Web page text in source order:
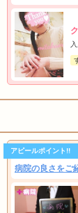
アピールポイント!!
病院の良さをご